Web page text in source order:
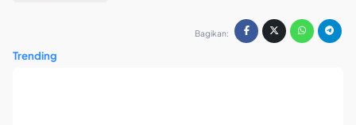
Bagikan:
Trending